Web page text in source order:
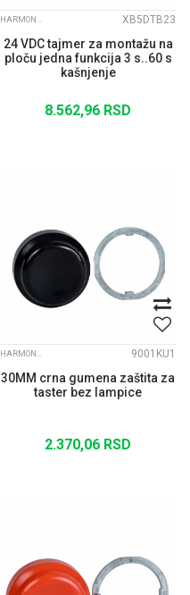
HARMONY XB5 XB5DTB23
24 VDC tajmer za montažu na
ploču jedna funkcija 3 s..60 s
kašnjenje
8.562,96 RSD
HARMONY 9001 K 9001KU1
30MM crna gumena zaštita za
taster bez lampice
2.370,06 RSD